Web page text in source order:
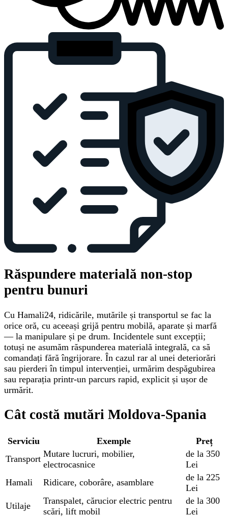
Răspundere materială non-stop
pentru bunuri
Cu Hamali24, ridicările, mutările și transportul se fac la
orice oră, cu aceeași grijă pentru mobilă, aparate și marfă
— la manipulare și pe drum. Incidentele sunt excepții;
totuși ne asumăm răspunderea materială integrală, ca să
comandați fără îngrijorare. În cazul rar al unei deteriorări
sau pierderi în timpul intervenției, urmărim despăgubirea
sau reparația printr-un parcurs rapid, explicit și ușor de
urmărit.
Cât costă mutări Moldova-Spania
Serviciu Exemple
Preț
Transport Mutare lucruri, mobilier,
electrocasnice
de la 350
Lei
Hamali
Ridicare, coborâre, asamblare
de la 225
Lei
Utilaje
Transpalet, cărucior electric pentru
scări, lift mobil
de la 300
Lei